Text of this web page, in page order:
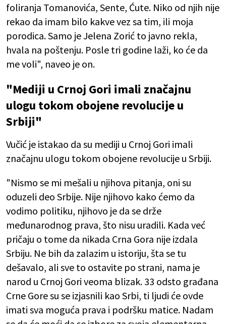
foliranja Tomanovića, Sente, Ćute. Niko od njih nije
rekao da imam bilo kakve vez sa tim, ili moja
porodica. Samo je Jelena Zorić to javno rekla,
hvala na poštenju. Posle tri godine laži, ko će da
me voli", naveo je on.
"Mediji u Crnoj Gori imali značajnu
ulogu tokom obojene revolucije u
Srbiji"
Vučić je istakao da su mediji u Crnoj Gori imali
značajnu ulogu tokom obojene revolucije u Srbiji.
"Nismo se mi mešali u njihova pitanja, oni su
oduzeli deo Srbije. Nije njihovo kako ćemo da
vodimo politiku, njihovo je da se drže
međunarodnog prava, što nisu uradili. Kada već
pričaju o tome da nikada Crna Gora nije izdala
Srbiju. Ne bih da zalazim u istoriju, šta se tu
dešavalo, ali sve to ostavite po strani, nama je
narod u Crnoj Gori veoma blizak. 33 odsto građana
Crne Gore su se izjasnili kao Srbi, ti ljudi će ovde
imati sva moguća prava i podršku matice. Nadam